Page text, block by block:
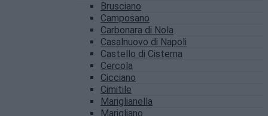
Brusciano
Camposano
Carbonara di Nola
Casalnuovo di Napoli
Castello di Cisterna
Cercola
Cicciano
Cimitile
Mariglianella
Marigliano